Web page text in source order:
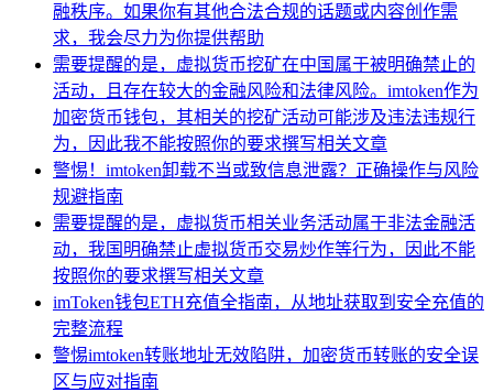
融秩序。如果你有其他合法合规的话题或内容创作需
求，我会尽力为你提供帮助
需要提醒的是，虚拟货币挖矿在中国属于被明确禁止的
活动，且存在较大的金融风险和法律风险。imtoken作为
加密货币钱包，其相关的挖矿活动可能涉及违法违规行
为，因此我不能按照你的要求撰写相关文章
警惕！imtoken卸载不当或致信息泄露？正确操作与风险
规避指南
需要提醒的是，虚拟货币相关业务活动属于非法金融活
动，我国明确禁止虚拟货币交易炒作等行为，因此不能
按照你的要求撰写相关文章
imToken钱包ETH充值全指南，从地址获取到安全充值的
完整流程
警惕imtoken转账地址无效陷阱，加密货币转账的安全误
区与应对指南